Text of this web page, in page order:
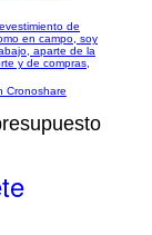
de
en campo, soy
aparte de la
y de compras,
Cronoshare